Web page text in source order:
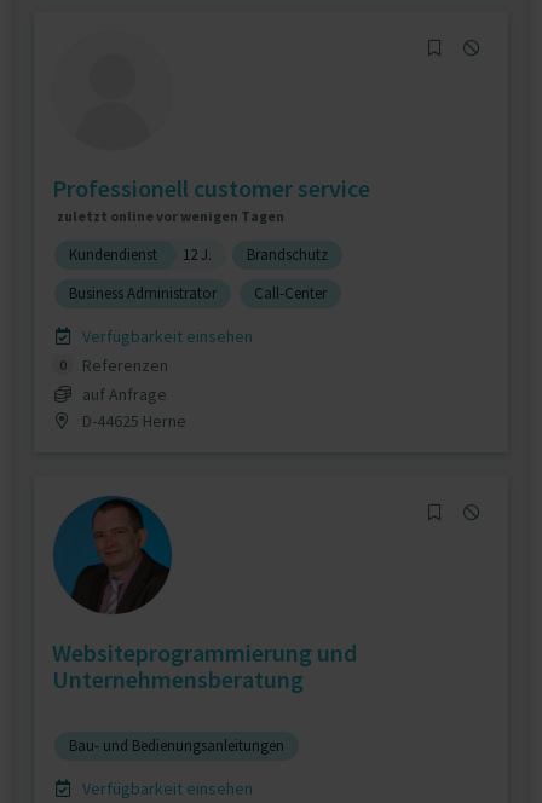
Professionell customer service
zuletzt online vor wenigen Tagen
Kundendienst 12 J.
Brandschutz
Business Administrator
Call-Center
Verfügbarkeit einsehen
0
Referenzen
auf Anfrage
D-44625 Herne
Websiteprogrammierung und
Unternehmensberatung
Bau- und Bedienungsanleitungen
Verfügbarkeit einsehen